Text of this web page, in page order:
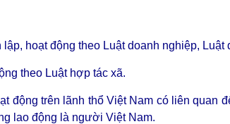
hoạt động theo Luật doanh nghiệp, Luật
theo Luật hợp tác xã.
trên lãnh thổ Việt Nam có liên quan
lao động là người Việt Nam.